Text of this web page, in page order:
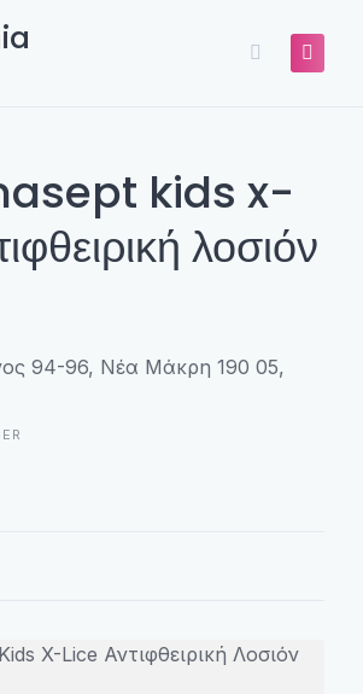
kids x-
λοσιόν
94-96, Νέα Μάκρη 190 05,